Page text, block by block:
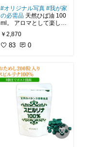
なります。
そんなわけで、ママプレ
アの使用感は目に浮かび
す。
(12月3日更新)
【マツカメショッピン
#お風呂 #バス #入
#赤ちゃん
#アミノ
#重曹 #炭酸塩 #美肌 #
そこは目的によりお好み
で(*˘︶˘*).｡.:*♡
(10月4日更新)
手作り #豆腐 #食育
#
お風呂#健康 #リラック
#オリジナル写真 #我が家
の必需品 天然ひば油 100
ml。 アロマとして楽しむ
のはもちろん、希釈して
リネンスプレーとして使
ったり、蚊やゴキブリな
私は、暖かい時期は虫対
策にひば油を数滴含ませ
た小さな布を引き出しや
棚の奥に忍ばせてます。
スプレー容器にひば油20
滴くらい＆水を入れて(計
500ml) 換気口・玄関や窓
の外・ベランダなど虫の
進入経路になりそうな場
￥2,870
83 0